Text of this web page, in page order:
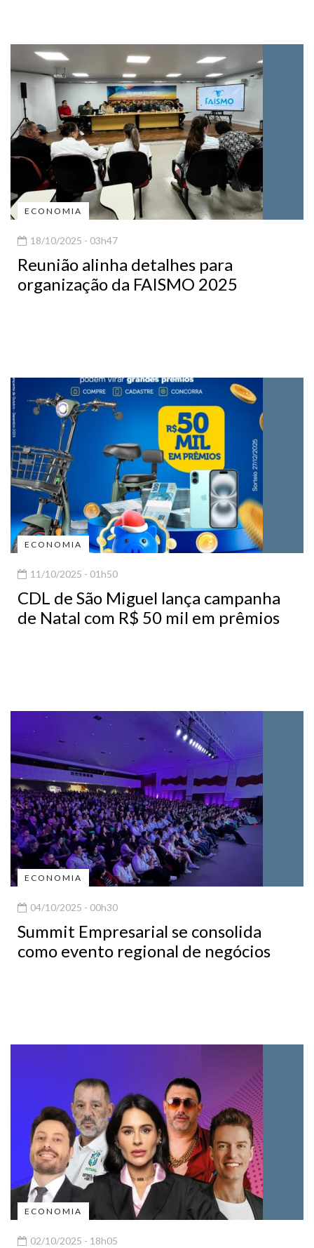
ECONOMIA
18/10/2025 - 03h47
Reunião alinha detalhes para
organização da FAISMO 2025
ECONOMIA
11/10/2025 - 01h50
CDL de São Miguel lança campanha
de Natal com R$ 50 mil em prêmios
ECONOMIA
04/10/2025 - 00h30
Summit Empresarial se consolida
como evento regional de negócios
ECONOMIA
02/10/2025 - 18h05